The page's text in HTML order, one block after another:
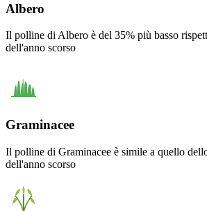
Albero
Il polline di Albero è del 35% più basso
dell'anno scorso
Graminacee
Il polline di Graminacee è simile a quello
dell'anno scorso